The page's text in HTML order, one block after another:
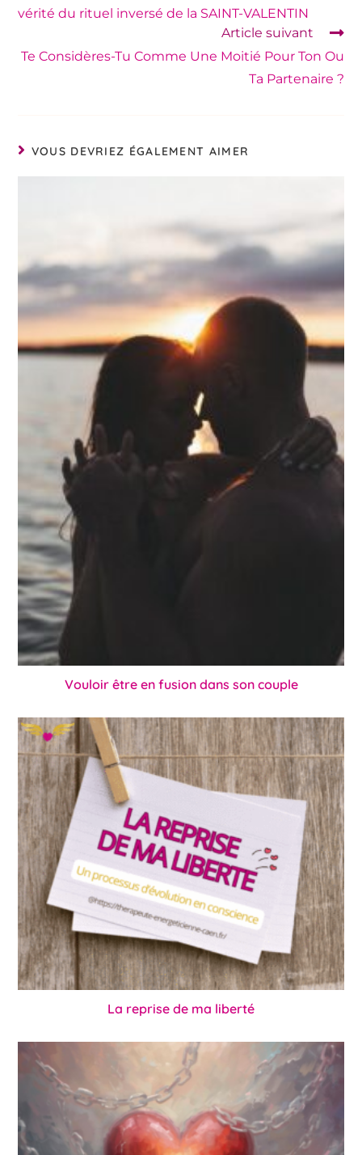
vérité du rituel inversé de la SAINT-VALENTIN
Article suivant
Te Considères-Tu Comme Une Moitié Pour Ton Ou
Ta Partenaire ?
VOUS DEVRIEZ ÉGALEMENT AIMER
Vouloir être en fusion dans son couple
La reprise de ma liberté